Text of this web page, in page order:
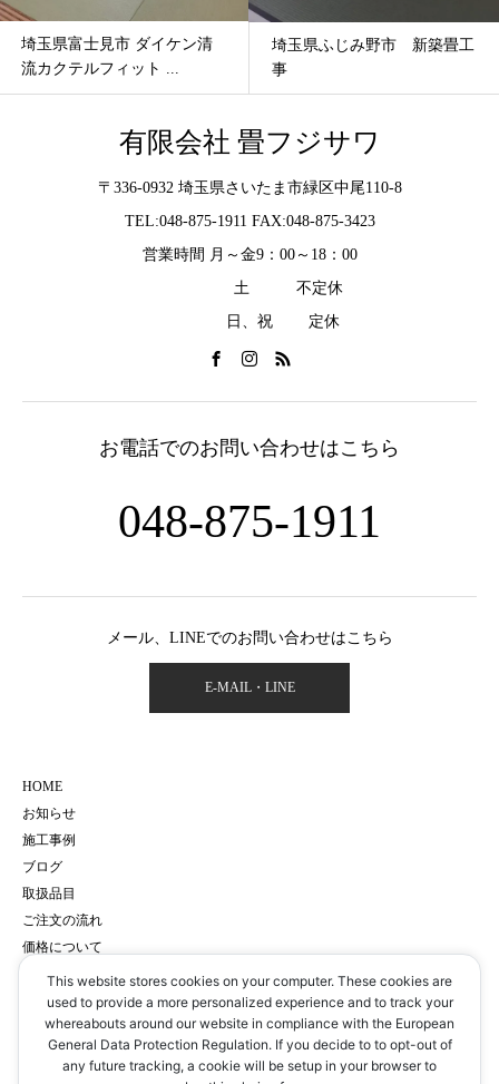
埼玉県富士見市 ダイケン清
流カクテルフィット ...
埼玉県ふじみ野市 新築畳工
事
有限会社 畳フジサワ
〒336-0932 埼玉県さいたま市緑区中尾110-8
TEL:048-875-1911 FAX:048-875-3423
営業時間 月～金9：00～18：00
土 不定休
日、祝 定休
お電話でのお問い合わせはこちら
048-875-1911
メール、LINEでのお問い合わせはこちら
E-MAIL・LINE
HOME
お知らせ
施工事例
ブログ
取扱品目
ご注文の流れ
価格について
会社概要
サイトマップ
プライバシーポリシー
予約・お問い合わせ
This website stores cookies on your computer. These cookies are
used to provide a more personalized experience and to track your
whereabouts around our website in compliance with the European
General Data Protection Regulation. If you decide to to opt-out of
any future tracking, a cookie will be setup in your browser to